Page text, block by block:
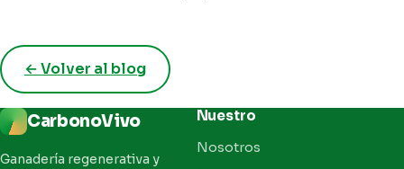
← Volver al blog
CarbonoVivo
Ganadería regenerativa y
Nuestro
Nosotros